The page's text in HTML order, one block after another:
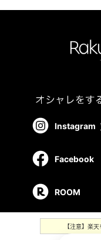
Instagram
Facebook
ROOM
【注意】楽